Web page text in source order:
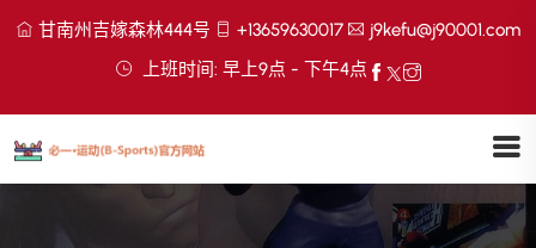
甘南州吉嫁森林444号 +13659630017
j9kefu@j90001.com
上班时间: 早上9点 - 下午4点